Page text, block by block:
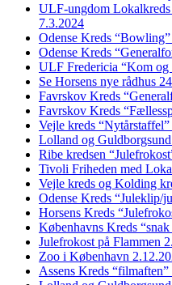
ULF-ungdom Lokalkreds
7.3.2024
Odense Kreds
Odense Kreds
ULF Fredericia “Kom
Se Horsens nye rådhus
Favrskov Kreds
Favrskov Kreds
Vejle kreds
Lolland og
Ribe kredsen
Tivoli Friheden med
Vejle kreds og Kolding
Odense Kreds “Juleklip/
Horsens Kreds
Københavns Kreds
Julefrokost på Flammen
Zoo i København
Assens Kreds